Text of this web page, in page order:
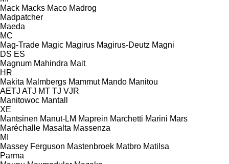
Mack Macks Maco Madrog
Madpatcher
Maeda
MC
Mag-Trade Magic Magirus Magirus-Deutz Magni
DS ES
Magnum Mahindra Mait
HR
Makita Malmbergs Mammut Mando Manitou
AETJ ATJ MT TJ VJR
Manitowoc Mantall
XE
Mantsinen Manut-LM Maprein Marchetti Marini Mars
Maréchalle Masalta Massenza
MI
Massey Ferguson Mastenbroek Matbro Matilsa
Parma